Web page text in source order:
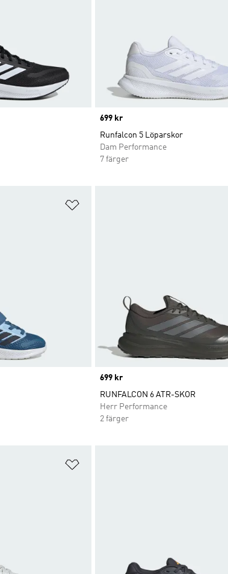
Price
699 kr
Runfalcon 5 Löparskor
Dam Performance
7 färger
Price
699 kr
RUNFALCON 6 ATR-SKOR
Herr Performance
2 färger